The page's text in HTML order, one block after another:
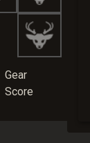
Gear
Score